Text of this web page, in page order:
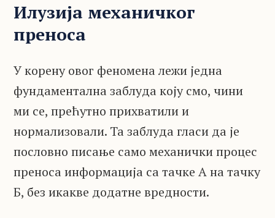
Илузија механичког
преноса
У корену овог феномена лежи једна
фундаментална заблуда коју смо, чини
ми се, прећутно прихватили и
нормализовали. Та заблуда гласи да је
пословно писање само механички процес
преноса информација са тачке А на тачку
Б, без икакве додатне вредности.